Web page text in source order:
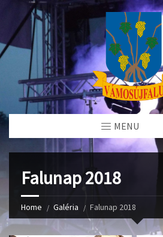
Content
MENU
Falunap 2018
Home Galéria Falunap 2018